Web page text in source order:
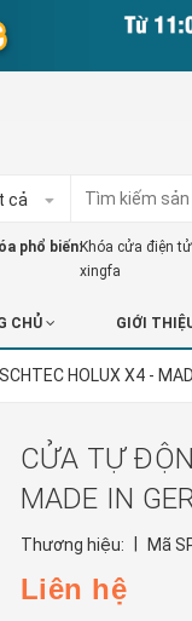
cả
phổ biến:Khóa cửa điện
xingfa
CHỦ GIỚI
HOLUX X4 -
CỬA TỰ
MADE IN
Thương hiệu: Mã
Liên hệ